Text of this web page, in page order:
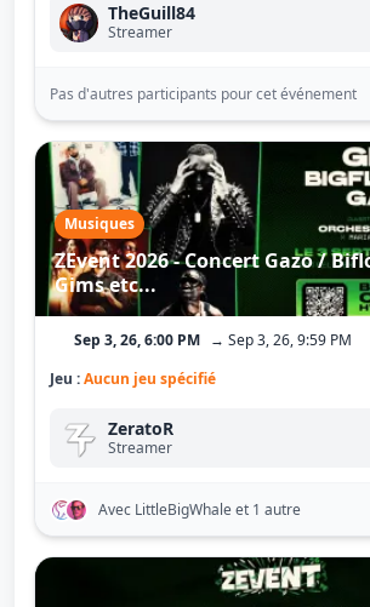
TheGuill84
Streamer
Pas d'autres participants pour cet événement
Musiques
ZEvent 2026 - Concert Gazo /
Gims etc...
Sep 3, 26, 6:00 PM → Sep 3, 26, 9:59 PM
Jeu :Aucun jeu spécifié
ZeratoR
Streamer
Avec LittleBigWhaleet 1 autre